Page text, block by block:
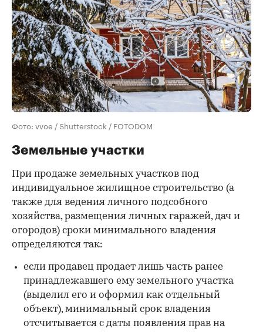
Фото: vvoe / Shutterstock / FOTODOM
Земельные участки
При продаже земельных участков под
индивидуальное жилищное строительство (а
также для ведения личного подсобного
хозяйства, размещения личных гаражей, дач и
огородов) сроки минимального владения
определяются так:
если продавец продает лишь часть ранее
принадлежавшего ему земельного участка
(выделил его и оформил как отдельный
объект), минимальный срок владения
отсчитывается с даты появления прав на